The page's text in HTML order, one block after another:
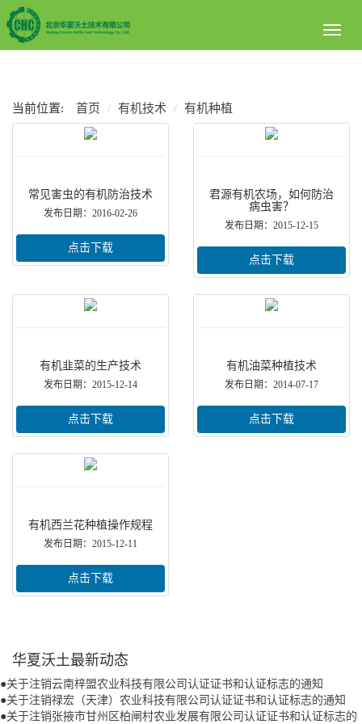
Toggle
当前位置: 首页 有机技术 有机种植
常见害虫的有机防治技术
发布日期：2016-02-26
点击下载
君源有机农场，如何防治
病虫害？
发布日期：2015-12-15
点击下载
有机韭菜的生产技术
发布日期：2015-12-14
点击下载
有机油菜种植技术
发布日期：2014-07-17
点击下载
有机西兰花种植操作规程
发布日期：2015-12-11
点击下载
华夏沃土最新动态
●关于注销云南梓盟农业科技有限公司认证证书和认证标志的通知
●关于注销禄宏（天津）农业科技有限公司认证证书和认证标志的通知
●关于注销张掖市甘州区柏闸村农业发展有限公司认证证书和认证标志的